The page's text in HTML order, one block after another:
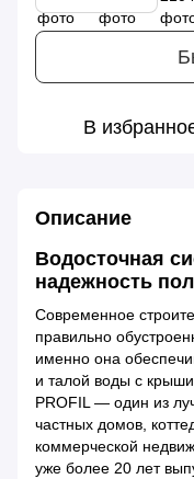
В
Описание
Водосточная
надежность
Современное
правильно
именно она
и талой воды с
PROFIL — один из
частных домов,
коммерческой
уже более 20 лет